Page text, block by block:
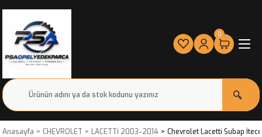
0
Anasayfa CHEVROLET LACETTİ 2003-2014 Chevrolet Lacetti Subap